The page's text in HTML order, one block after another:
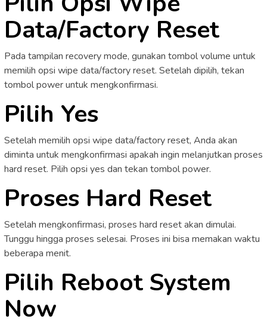
Data/Factory Reset
Pada tampilan recovery mode, gunakan tombol volume untuk
memilih opsi wipe data/factory reset. Setelah dipilih, tekan
tombol power untuk mengkonfirmasi.
Pilih Yes
Setelah memilih opsi wipe data/factory reset, Anda akan
diminta untuk mengkonfirmasi apakah ingin melanjutkan proses
hard reset. Pilih opsi yes dan tekan tombol power.
Proses Hard Reset
Setelah mengkonfirmasi, proses hard reset akan dimulai.
Tunggu hingga proses selesai. Proses ini bisa memakan waktu
beberapa menit.
Pilih Reboot System
Now